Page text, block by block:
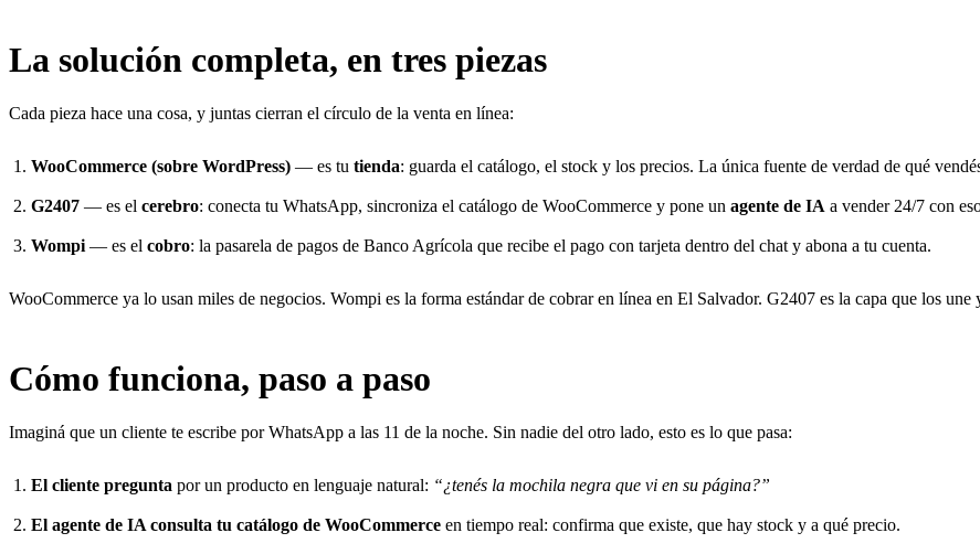
La solución completa, en tres piezas
Cada pieza hace una cosa, y juntas cierran el círculo de la venta en línea:
WooCommerce (sobre WordPress) — es tu tienda: guarda el catálogo, el stock y los precios. La única fuente de verdad de qué
G2407 — es el cerebro: conecta tu WhatsApp, sincroniza el catálogo de WooCommerce y pone un agente de IA a vender 24/7 con
Wompi — es el cobro: la pasarela de pagos de Banco Agrícola que recibe el pago con tarjeta dentro del chat y abona a tu cuenta.
WooCommerce ya lo usan miles de negocios. Wompi es la forma estándar de cobrar en línea en El Salvador. G2407 es la capa que los
Cómo funciona, paso a paso
Imaginá que un cliente te escribe por WhatsApp a las 11 de la noche. Sin nadie del otro lado, esto es lo que pasa:
El cliente pregunta por un producto en lenguaje natural: “¿tenés la mochila negra que vi en su página?”
El agente de IA consulta tu catálogo de WooCommerce en tiempo real: confirma que existe, que hay stock y a qué precio.